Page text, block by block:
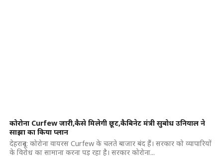
कोरोना Curfew जारी,कैसे मिलेगी छूट,कैबिनेट मंत्री सुबोध उनियाल ने
साझा का किया प्लान
देहरादून: कोरोना वायरस Curfew के चलते बाजार बंद हैं। सरकार को व्यापारियों
के विरोध का सामाना करना पड़ रहा है। सरकार कोरोना...